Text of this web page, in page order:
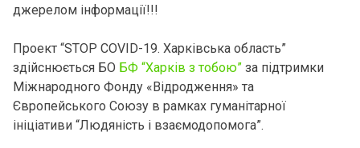
джерелом інформації!!!
Проект “STOP COVID-19. Харківська область”
здійснюється БО БФ “Харків з тобою”за підтримки
Міжнародного Фонду «Відродження» та
Європейського Союзу в рамках гуманітарної
ініціативи “Людяність і взаємодопомога”.